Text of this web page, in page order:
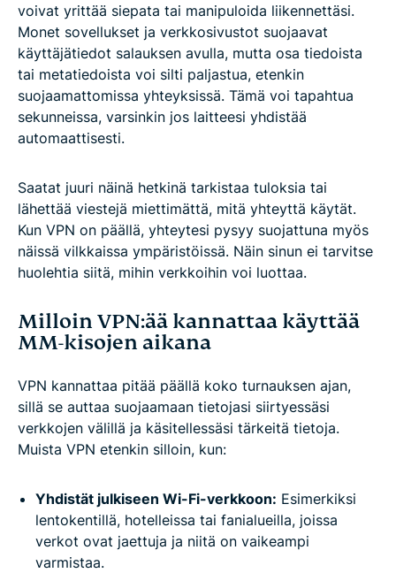
voivat yrittää siepata tai manipuloida liikennettäsi.
Monet sovellukset ja verkkosivustot suojaavat
käyttäjätiedot salauksen avulla, mutta osa tiedoista
tai metatiedoista voi silti paljastua, etenkin
suojaamattomissa yhteyksissä. Tämä voi tapahtua
sekunneissa, varsinkin jos laitteesi yhdistää
automaattisesti.
Saatat juuri näinä hetkinä tarkistaa tuloksia tai
lähettää viestejä miettimättä, mitä yhteyttä käytät.
Kun VPN on päällä, yhteytesi pysyy suojattuna myös
näissä vilkkaissa ympäristöissä. Näin sinun ei tarvitse
huolehtia siitä, mihin verkkoihin voi luottaa.
Milloin VPN:ää kannattaa käyttää
MM-kisojen aikana
VPN kannattaa pitää päällä koko turnauksen ajan,
sillä se auttaa suojaamaan tietojasi siirtyessäsi
verkkojen välillä ja käsitellessäsi tärkeitä tietoja.
Muista VPN etenkin silloin, kun:
Yhdistät julkiseen Wi-Fi-verkkoon: Esimerkiksi
lentokentillä, hotelleissa tai fanialueilla, joissa
verkot ovat jaettuja ja niitä on vaikeampi
varmistaa.